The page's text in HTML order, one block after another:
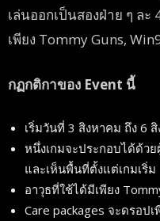
เล่นออกเป็นสองฝ่าย ๆ ล
เพียง Tommy Guns,
กฏกติกาของ Event นี้
เริ่มวันที่ 3 สิงหาคม ถึง 6
หนึ่งเกมจะประกอบได้ด้ว
และเห็นพื้นที่ตั้งแต่เกมเริ่ม
อาวุธที่ใช้ได้มีเพียง
Care packages จะดรอป